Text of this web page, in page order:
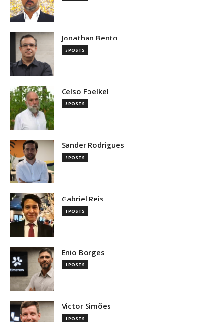
Jonathan Bento
5 POSTS
Celso Foelkel
3 POSTS
Sander Rodrigues
2 POSTS
Gabriel Reis
1 POSTS
Enio Borges
1 POSTS
Victor Simões
1 POSTS